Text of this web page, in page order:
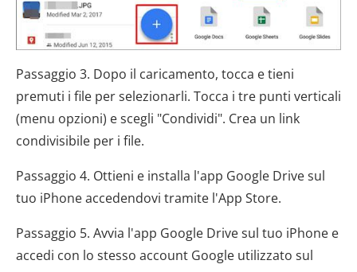
Passaggio 3. Dopo il caricamento, tocca e tieni
premuti i file per selezionarli. Tocca i tre punti verticali
(menu opzioni) e scegli "Condividi". Crea un link
condivisibile per i file.
Passaggio 4. Ottieni e installa l'app Google Drive sul
tuo iPhone accedendovi tramite l'App Store.
Passaggio 5. Avvia l'app Google Drive sul tuo iPhone e
accedi con lo stesso account Google utilizzato sul